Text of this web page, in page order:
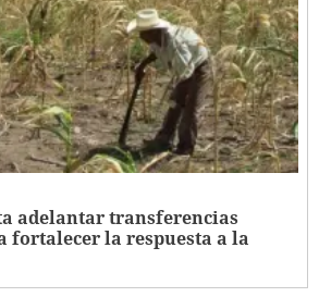
adelantar transferencias
fortalecer la respuesta a la